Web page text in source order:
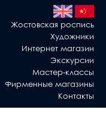
Жостовская роспись
Художники
Интернет магазин
Экскурсии
Мастер-классы
Фирменные магазины
Контакты